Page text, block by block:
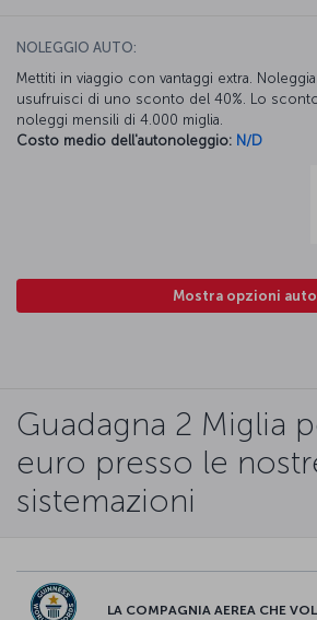
NOLEGGIO AUTO:
Mettiti in viaggio con vantaggi extra.
usufruisci di uno sconto del 40%. Lo
noleggi mensili di 4.000 miglia.
Costo medio dell'autonoleggio: N/D
Mostra opzioni auto
Guadagna 2 Miglia
euro presso le
sistemazioni
LA COMPAGNIA AEREA CHE